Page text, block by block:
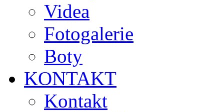
Videa
Fotogalerie
Boty
KONTAKT
Kontakt